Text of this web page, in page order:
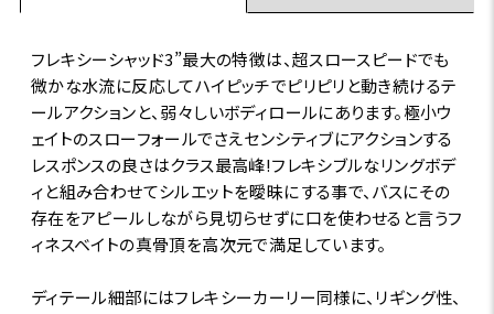
フレキシーシャッド3”最大の特徴は、超スロースピードでも
微かな水流に反応してハイピッチでピリピリと動き続けるテ
ールアクションと、弱々しいボディロールにあります。極小ウ
ェイトのスローフォールでさえセンシティブにアクションする
レスポンスの良さはクラス最高峰!フレキシブルなリングボデ
ィと組み合わせてシルエットを曖昧にする事で、バスにその
存在をアピールしながら見切らせずに口を使わせると言うフ
ィネスベイトの真骨頂を高次元で満足しています。
ディテール細部にはフレキシーカーリー同様に、リギング性、